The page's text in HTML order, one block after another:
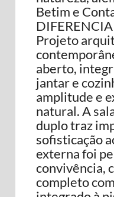
Betim e
Projeto
aberto,
jantar e
amplitude e
natural. A
duplo traz
sofisticação
externa foi
convivência,
completo